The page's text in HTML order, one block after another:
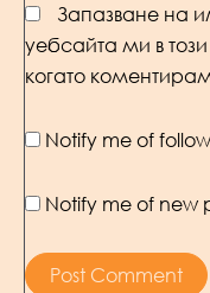
Запазване на
уебсайта ми в
когато
Notify me of
Notify me of new